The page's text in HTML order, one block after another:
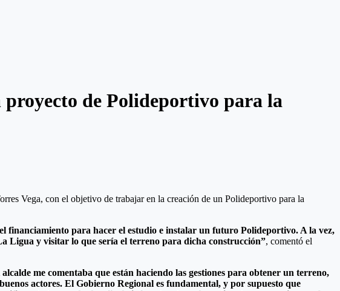
de Polideportivo para la
Vega, con el objetivo de trabajar en la creación de un Polideportivo para la
financiamiento para hacer el estudio e instalar un futuro Polideportivo. A la vez,
Ligua y visitar lo que sería el terreno para dicha construcción”, comentó el
me comentaba que están haciendo las gestiones para obtener un terreno,
actores. El Gobierno Regional es fundamental, y por supuesto que